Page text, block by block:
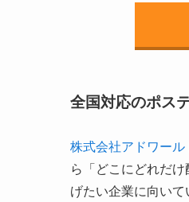
全国対応のポス
株式会社アドワール
ら「どこにどれだ
げたい企業に向いて